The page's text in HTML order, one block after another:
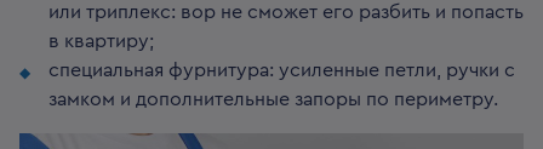
или триплекс: вор не сможет его разбить и попасть
в квартиру;
специальная фурнитура: усиленные петли, ручки с
замком и дополнительные запоры по периметру.